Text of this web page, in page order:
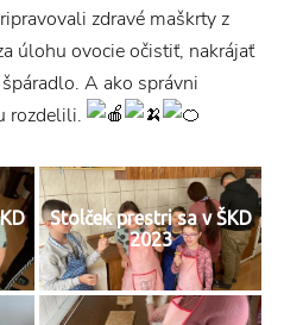
zdravé maškrty z
úlohu ovocie očistiť, nakrájať
A ako správni
rozdelili.
Stolček prestri sa v ŠKD
2023